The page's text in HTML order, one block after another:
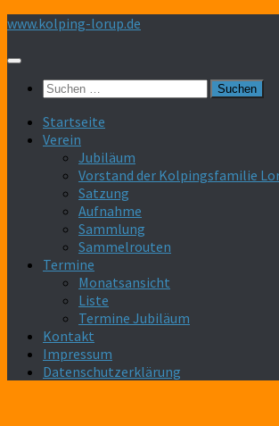
Zum
springen
www.kolping-lorup.de
Suchen
Startseite
Verein
Jubiläum
Vorstand der Kolpingsfamilie
Satzung
Aufnahme
Sammlung
Sammelrouten
Termine
Monatsansicht
Liste
Termine Jubiläum
Kontakt
Impressum
Datenschutzerklärung